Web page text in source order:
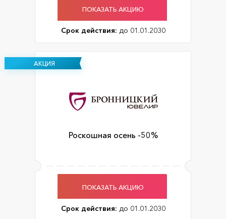
ПОКАЗАТЬ АКЦИЮ
Срок действия: до 01.01.2030
АКЦИЯ
Роскошная осень -50%
ПОКАЗАТЬ АКЦИЮ
Срок действия: до 01.01.2030